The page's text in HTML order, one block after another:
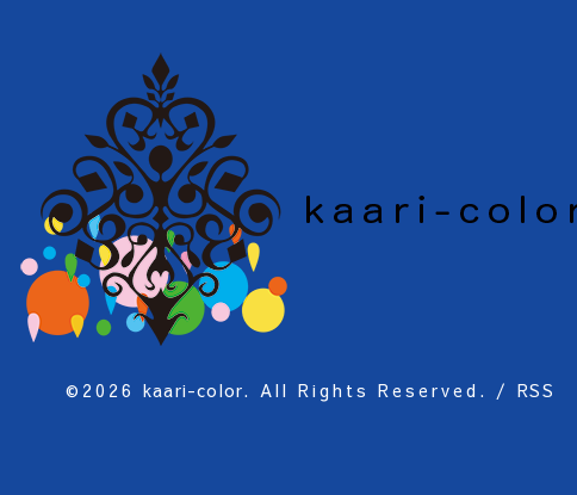
©2026kaari-color. All Rights Reserved. /RSS